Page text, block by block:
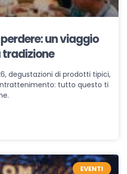
un viaggio
tradizione
degustazioni di prodotti tipici,
tutto questo ti
EVENTI